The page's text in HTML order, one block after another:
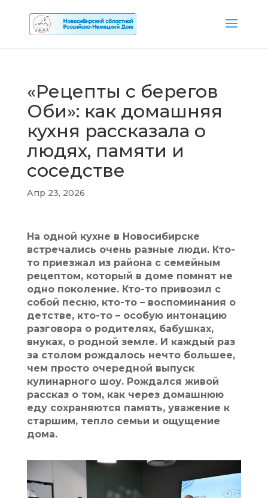
«Рецепты с берегов
Оби»: как домашняя
кухня рассказала о
людях, памяти и
соседстве
Апр 23, 2026
На одной кухне в Новосибирске
встречались очень разные люди. Кто-
то приезжал из района с семейным
рецептом, который в доме помнят не
одно поколение. Кто-то привозил с
собой песню, кто-то – воспоминания о
детстве, кто-то – особую интонацию
разговора о родителях, бабушках,
внуках, о родной земле. И каждый раз
за столом рождалось нечто большее,
чем просто очередной выпуск
кулинарного шоу. Рождался живой
рассказ о том, как через домашнюю
еду сохраняются память, уважение к
старшим, тепло семьи и ощущение
дома.